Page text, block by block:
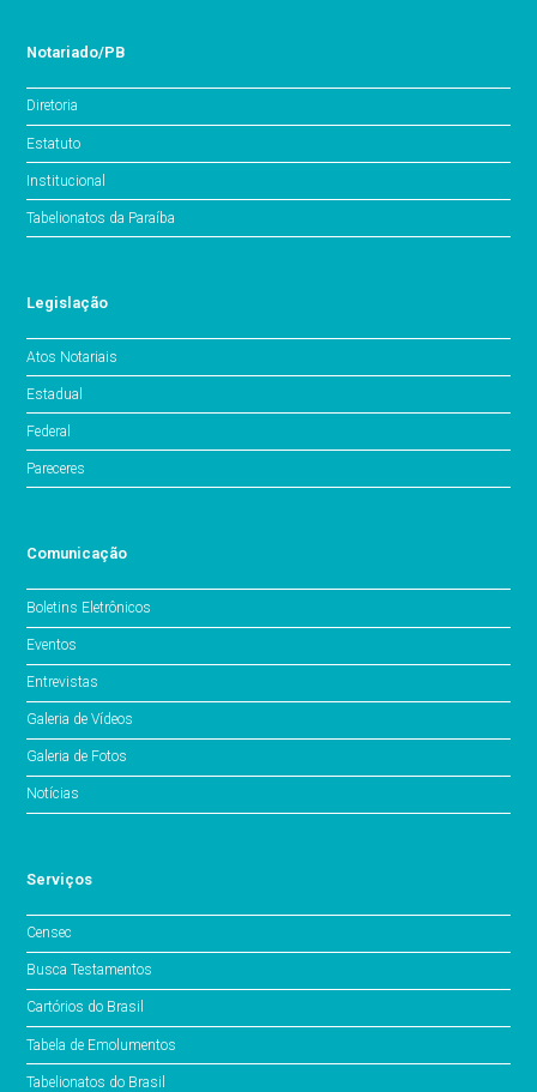
Notariado/PB
Diretoria
Estatuto
Institucional
Tabelionatos da Paraíba
Legislação
Atos Notariais
Estadual
Federal
Pareceres
Comunicação
Boletins Eletrônicos
Eventos
Entrevistas
Galeria de Vídeos
Galeria de Fotos
Notícias
Serviços
Censec
Busca Testamentos
Cartórios do Brasil
Tabela de Emolumentos
Tabelionatos do Brasil